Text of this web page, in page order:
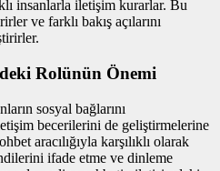
insanlarla iletişim kurarlar. Bu
ve farklı bakış açılarını
Rolünün Önemi
sosyal bağlarını
becerilerini de geliştirmelerine
aracılığıyla karşılıklı olarak
ifade etme ve dinleme